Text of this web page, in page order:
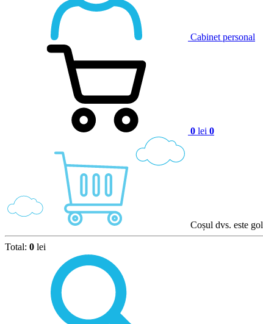
Cabinet personal
0 lei 0
Coșul dvs. este gol
Total: 0 lei